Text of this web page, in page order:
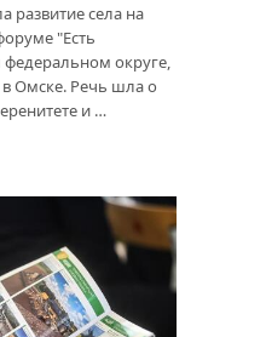
развитие села на
"Есть
округе,
Омске. Речь шла о
и …